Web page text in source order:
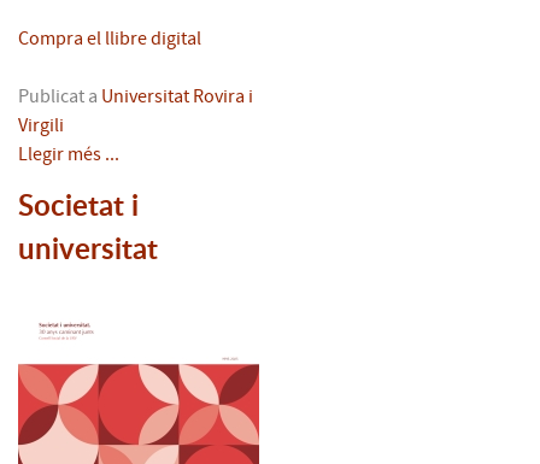
Compra el llibre digital
Publicat a Universitat Rovira i
Virgili
Llegir més ...
Societat i
universitat